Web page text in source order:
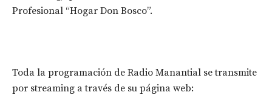
Profesional “Hogar Don Bosco”.
Toda la programación de Radio Manantial se transmite
por streaming a través de su página web: